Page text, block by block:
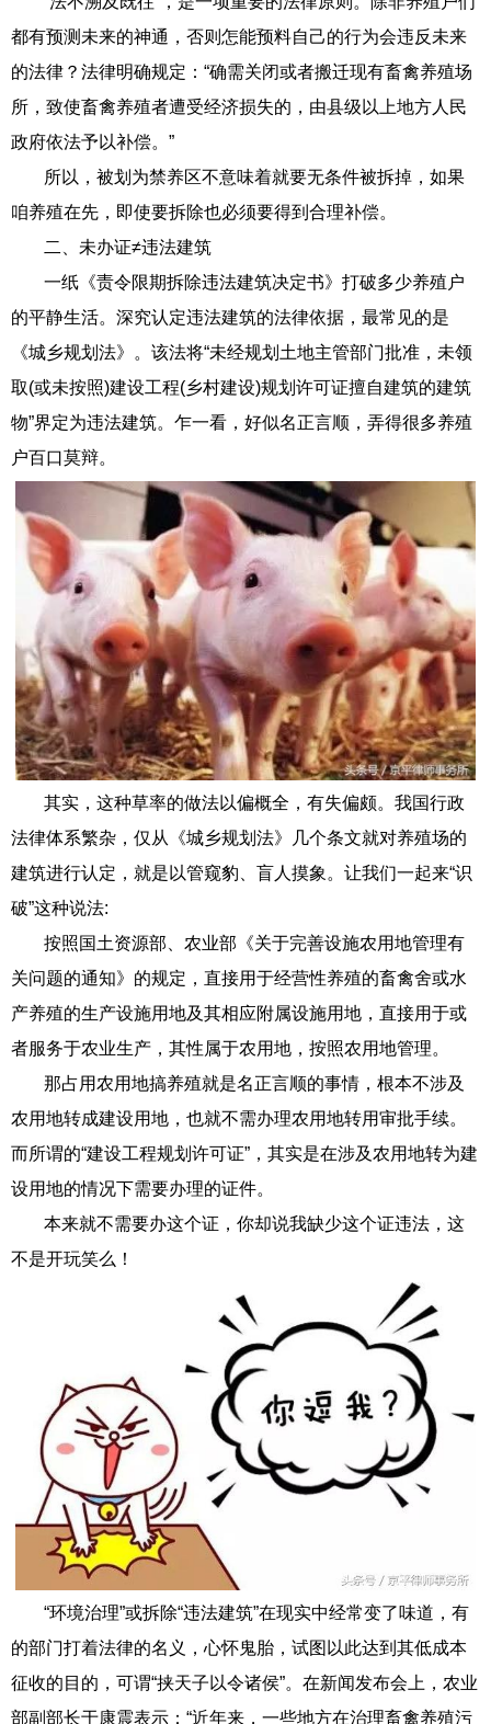
都有预测未来的神通，否则怎能预料自己的行为会违反未来
的法律？法律明确规定：“确需关闭或者搬迁现有畜禽养殖场
所，致使畜禽养殖者遭受经济损失的，由县级以上地方人民
政府依法予以补偿。”
所以，被划为禁养区不意味着就要无条件被拆掉，如果
咱养殖在先，即使要拆除也必须要得到合理补偿。
二、未办证≠违法建筑
一纸《责令限期拆除违法建筑决定书》打破多少养殖户
的平静生活。深究认定违法建筑的法律依据，最常见的是
《城乡规划法》。该法将“未经规划土地主管部门批准，未领
取(或未按照)建设工程(乡村建设)规划许可证擅自建筑的建筑
物”界定为违法建筑。乍一看，好似名正言顺，弄得很多养殖
户百口莫辩。
其实，这种草率的做法以偏概全，有失偏颇。我国行政
法律体系繁杂，仅从《城乡规划法》几个条文就对养殖场的
建筑进行认定，就是以管窥豹、盲人摸象。让我们一起来“识
破”这种说法:
按照国土资源部、农业部《关于完善设施农用地管理有
关问题的通知》的规定，直接用于经营性养殖的畜禽舍或水
产养殖的生产设施用地及其相应附属设施用地，直接用于或
者服务于农业生产，其性属于农用地，按照农用地管理。
那占用农用地搞养殖就是名正言顺的事情，根本不涉及
农用地转成建设用地，也就不需办理农用地转用审批手续。
而所谓的“建设工程规划许可证”，其实是在涉及农用地转为建
设用地的情况下需要办理的证件。
本来就不需要办这个证，你却说我缺少这个证违法，这
不是开玩笑么！
“环境治理”或拆除“违法建筑”在现实中经常变了味道，有
的部门打着法律的名义，心怀鬼胎，试图以此达到其低成本
征收的目的，可谓“挟天子以令诸侯”。在新闻发布会上，农业
部副部长于康震表示：“近年来，一些地方在治理畜禽养殖污